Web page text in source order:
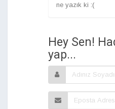
ne yazık ki :(
Hey Sen!
yap...